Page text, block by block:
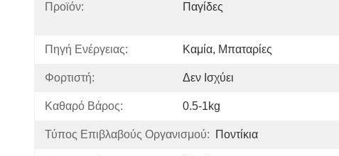
Προϊόν: Παγίδες
Πηγή Ενέργειας: Καμία, Μπαταρίες
Φορτιστή: Δεν Ισχύει
Καθαρό Βάρος: 0.5-1kg
Τύπος Επιβλαβούς Οργανισμού: Ποντίκια